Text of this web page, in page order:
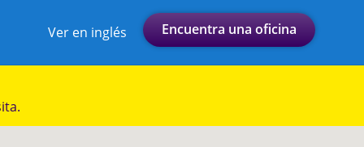
Encuentra una oficina
Ver en inglés